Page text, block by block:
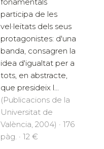
participa de les
vel·leïtats dels seus
protagonistes: d'una
banda, consagren la
idea d'igualtat per a
tots, en abstracte,
que presideix l...
(Publicacions de la
Universitat de
València, 2004) · 176
pàg. · 12 €